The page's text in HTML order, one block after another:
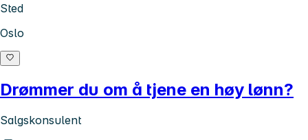
Sted
Oslo
Drømmer du om å tjene en høy lønn?
Salgskonsulent